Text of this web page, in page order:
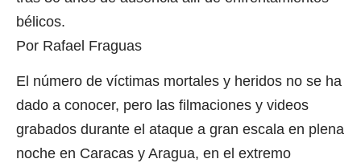
bélicos.
Por Rafael Fraguas
El número de víctimas mortales y heridos no se ha
dado a conocer, pero las filmaciones y videos
grabados durante el ataque a gran escala en plena
noche en Caracas y Aragua, en el extremo